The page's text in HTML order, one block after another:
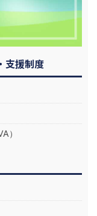
支援制度
）